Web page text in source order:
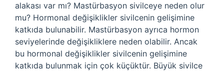
alakası var mı? Mastürbasyon sivilceye neden olur
mu? Hormonal değişiklikler sivilcenin gelişimine
katkıda bulunabilir. Mastürbasyon ayrıca hormon
seviyelerinde değişikliklere neden olabilir. Ancak
bu hormonal değişiklikler sivilcenin gelişimine
katkıda bulunmak için çok küçüktür. Büyük sivilce